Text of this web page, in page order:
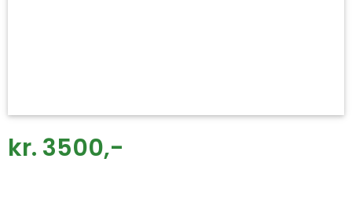
kr. 3500,-